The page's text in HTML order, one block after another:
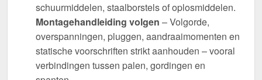
schuurmiddelen, staalborstels of oplosmiddelen.
Montagehandleiding volgen – Volgorde,
overspanningen, pluggen, aandraaimomenten en
statische voorschriften strikt aanhouden – vooral
verbindingen tussen palen, gordingen en